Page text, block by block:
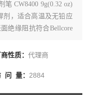
CW8400 9g(0.32 oz)
剂，适合高温及无铅应
绝缘阻抗符合Bellcore
性质： 代理商
问 量： 2884